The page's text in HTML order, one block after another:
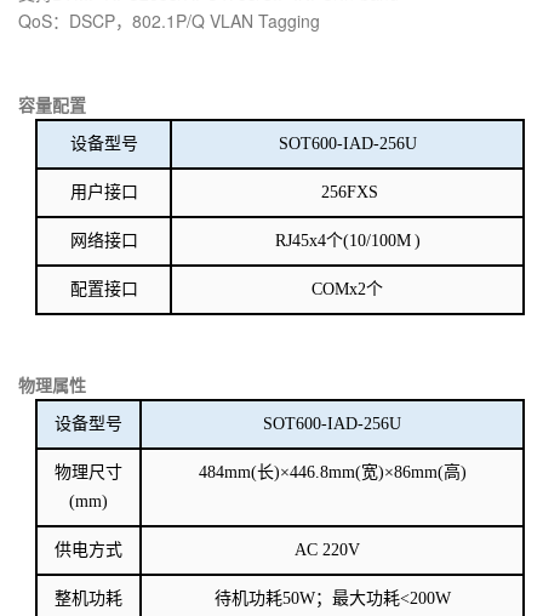
QoS：DSCP，802.1P/Q VLAN Tagging
容量配置
设备型号 SOT600-IAD-256U
用户接口 256FXS
网络接口 RJ45x4个(10/100M )
配置接口 COMx2个
物理属性
设备型号 SOT600-IAD-256U
物理尺寸
(mm)
484mm(长)×446.8mm(宽)×86mm(高)
供电方式 AC 220V
整机功耗 待机功耗50W；最大功耗<200W